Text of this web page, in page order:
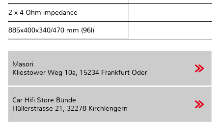
2 x 4 Ohm impedance
885x400x340/470 mm (96l)
Masori
Kliestower Weg 10a, 15234 Frankfurt Oder
Car Hifi Store Bünde
Hüllerstrasse 21, 32278 Kirchlengern